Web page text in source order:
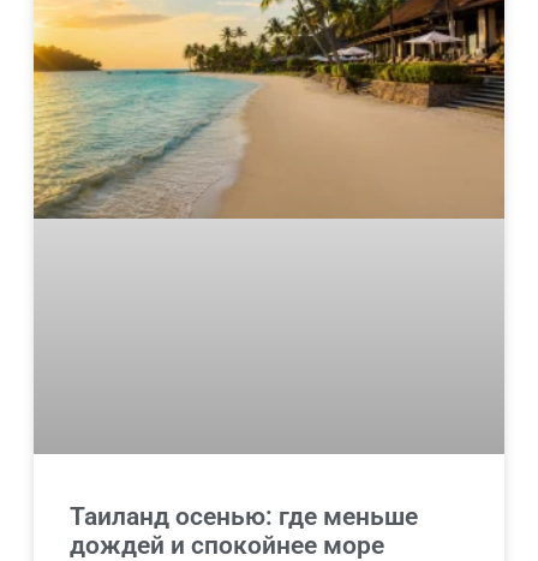
Таиланд осенью: где меньше
дождей и спокойнее море